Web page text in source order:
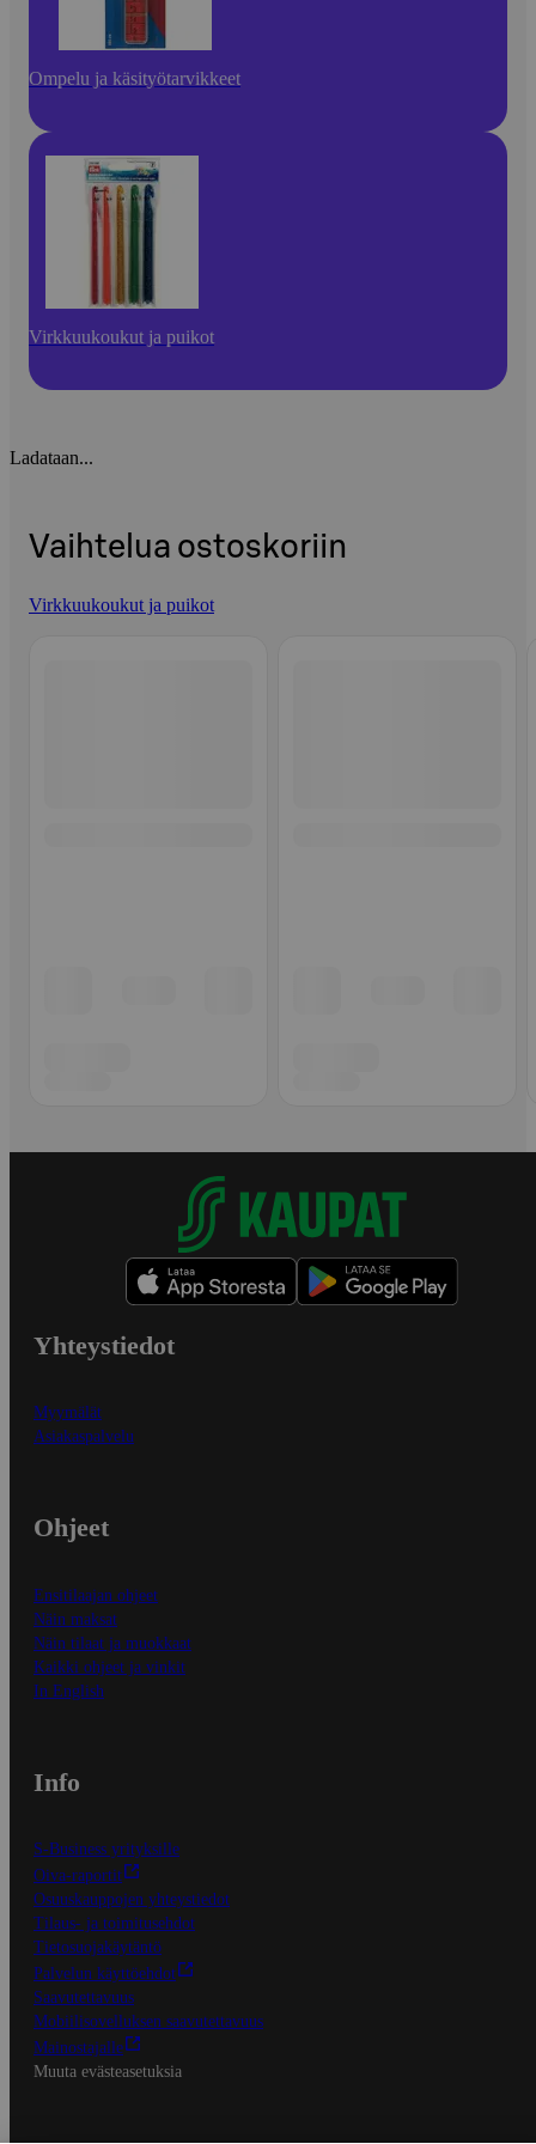
Ompelu ja käsityötarvikkeet
Virkkuukoukut ja puikot
Ladataan...
Vaihtelua ostoskoriin
Virkkuukoukut ja puikot
Yhteystiedot
Myymälät
Asiakaspalvelu
Ohjeet
Ensitilaajan ohjeet
Näin maksat
Näin tilaat ja muokkaat
Kaikki ohjeet ja vinkit
In English
Info
S-Business yrityksille
Oiva-raportit
Osuuskauppojen yhteystiedot
Tilaus- ja toimitusehdot
Tietosuojakäytäntö
Palvelun käyttöehdot
Saavutettavuus
Mobiilisovelluksen saavutettavuus
Mainostajalle
Muuta evästeasetuksia